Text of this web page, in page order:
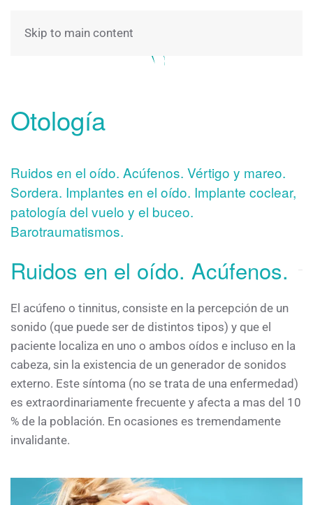
Skip to main content
Otología
Ruidos en el oído. Acúfenos. Vértigo y mareo.
Sordera. Implantes en el oído. Implante coclear,
patología del vuelo y el buceo.
Barotraumatismos.
Ruidos en el oído. Acúfenos.
El acúfeno o tinnitus, consiste en la percepción de un
sonido (que puede ser de distintos tipos) y que el
paciente localiza en uno o ambos oídos e incluso en la
cabeza, sin la existencia de un generador de sonidos
externo. Este síntoma (no se trata de una enfermedad)
es extraordinariamente frecuente y afecta a mas del 10
% de la población. En ocasiones es tremendamente
invalidante.